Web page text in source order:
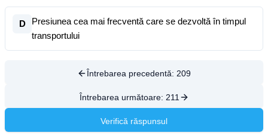
D
Presiunea cea mai frecventă care se dezvoltă în timpul
transportului
Întrebarea precedentă: 209
Întrebarea următoare: 211
Verifică răspunsul